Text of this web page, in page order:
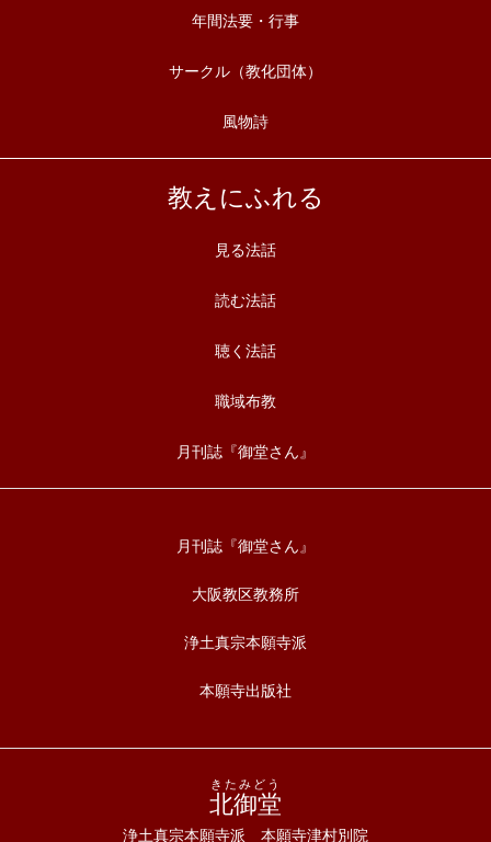
年間法要・行事
サークル（教化団体）
風物詩
教えにふれる
見る法話
読む法話
聴く法話
職域布教
月刊誌『御堂さん』
月刊誌『御堂さん』
大阪教区教務所
浄土真宗本願寺派
本願寺出版社
北御堂
きたみどう
浄土真宗本願寺派 本願寺津村別院